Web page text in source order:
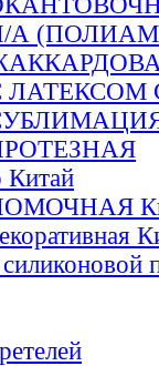
А
ЛАТЕКСОМ
Китай